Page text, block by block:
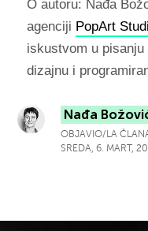
O autoru: Nađa
agenciji PopArt
iskustvom u
dizajnu i
Nađa
OBJAVIO/LA
SREDA, 6. MART,